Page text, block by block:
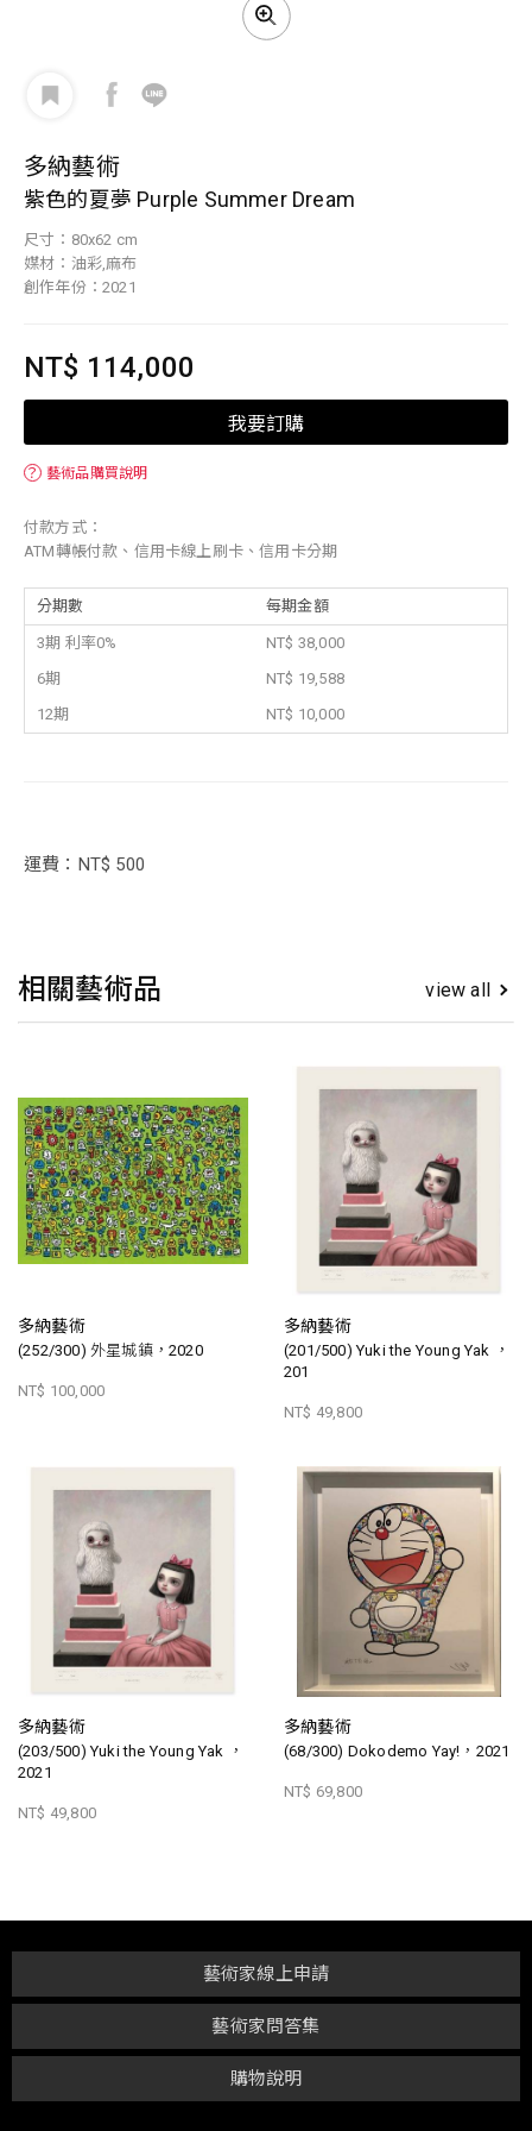
多納藝術
紫色的夏夢 Purple Summer Dream
尺寸：80x62 cm
媒材：油彩,麻布
創作年份：2021
NT$ 114,000
我要訂購
？ 藝術品購買說明
付款方式：
ATM轉帳付款、信用卡線上刷卡、信用卡分期
分期數 每期金額
3期 利率0%
NT$ 38,000
6期
NT$ 19,588
12期
NT$ 10,000
運費：NT$ 500
相關藝術品 view all
多納藝術
(252/300) 外星城鎮，2020
NT$ 100,000
多納藝術
(201/500) Yuki the Young Yak ，
201
NT$ 49,800
多納藝術
(203/500) Yuki the Young Yak ，
2021
NT$ 49,800
多納藝術
(68/300) Dokodemo Yay!，2021
NT$ 69,800
購物說明
藝術家問答集
藝術家線上申請